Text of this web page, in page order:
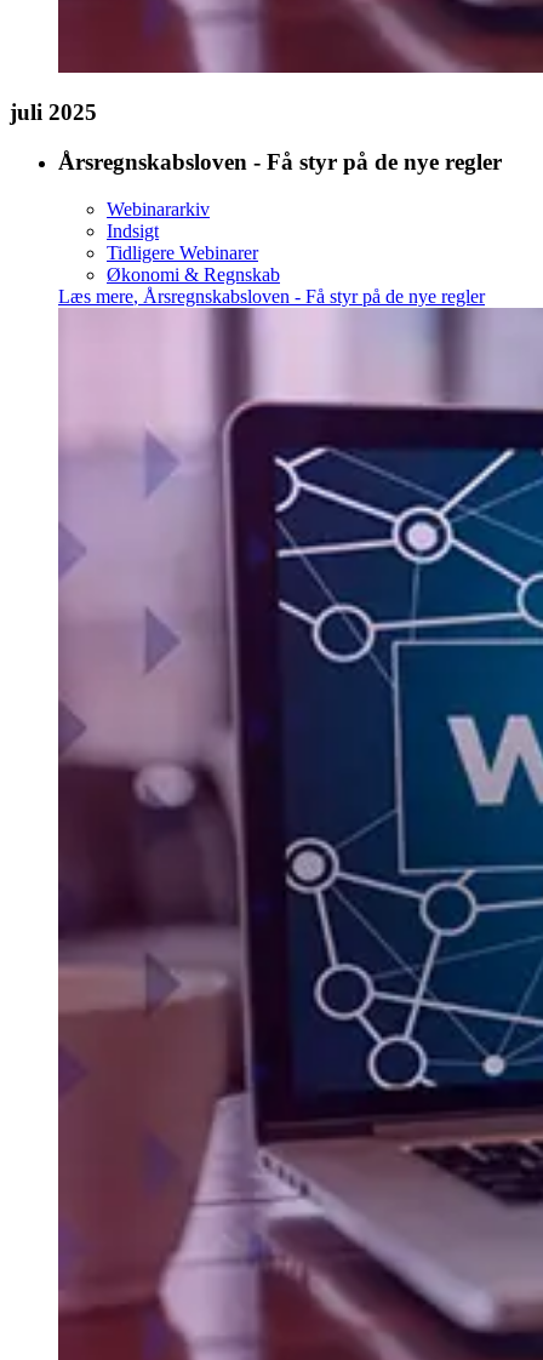
juli 2025
Årsregnskabsloven - Få styr på de nye regler
Webinararkiv
Indsigt
Tidligere Webinarer
Økonomi & Regnskab
Læs mere, Årsregnskabsloven - Få styr på de nye regler